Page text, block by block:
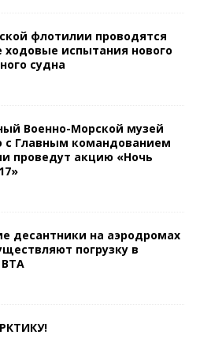
флотилии проводятся
ходовые испытания нового
судна
Военно-Морской музей
с Главным командованием
проведут акцию «Ночь
десантники на аэродромах
погрузку в